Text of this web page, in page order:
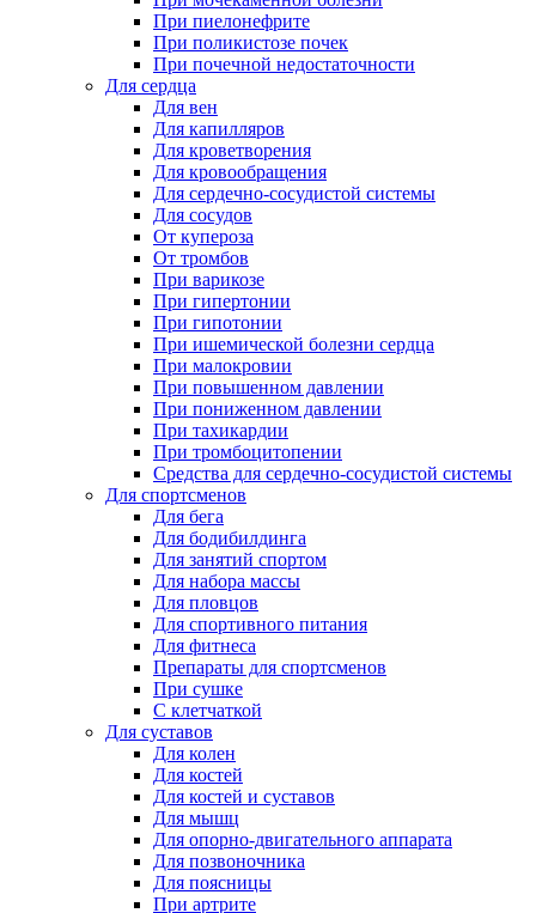
При пиелонефрите
При поликистозе почек
При почечной недостаточности
Для сердца
Для вен
Для капилляров
Для кроветворения
Для кровообращения
Для сердечно-сосудистой системы
Для сосудов
От купероза
От тромбов
При варикозе
При гипертонии
При гипотонии
При ишемической болезни сердца
При малокровии
При повышенном давлении
При пониженном давлении
При тахикардии
При тромбоцитопении
Средства для сердечно-сосудистой системы
Для спортсменов
Для бега
Для бодибилдинга
Для занятий спортом
Для набора массы
Для пловцов
Для спортивного питания
Для фитнеса
Препараты для спортсменов
При сушке
С клетчаткой
Для суставов
Для колен
Для костей
Для костей и суставов
Для мышц
Для опорно-двигательного аппарата
Для позвоночника
Для поясницы
При артрите